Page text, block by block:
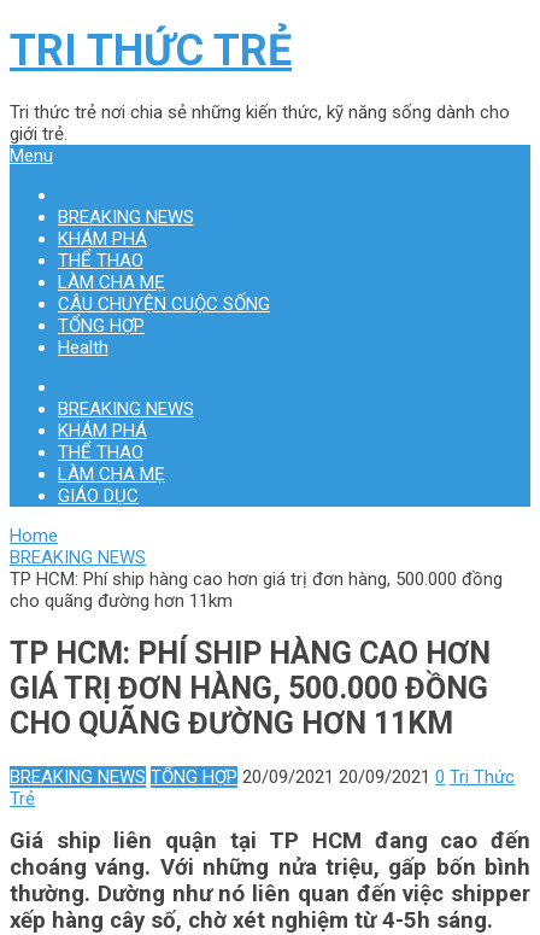
TRI THỨC TRẺ
Tri thức trẻ nơi chia sẻ những kiến thức, kỹ năng sống dành cho
giới trẻ.
Menu
BREAKING NEWS
KHÁM PHÁ
THỂ THAO
LÀM CHA MẸ
CÂU CHUYỆN CUỘC SỐNG
TỔNG HỢP
Health
BREAKING NEWS
KHÁM PHÁ
THỂ THAO
LÀM CHA MẸ
GIÁO DỤC
Home
BREAKING NEWS
TP HCM: Phí ship hàng cao hơn giá trị đơn hàng, 500.000 đồng
cho quãng đường hơn 11km
TP HCM: PHÍ SHIP HÀNG CAO HƠN
GIÁ TRỊ ĐƠN HÀNG, 500.000 ĐỒNG
CHO QUÃNG ĐƯỜNG HƠN 11KM
BREAKING NEWS TỔNG HỢP 20/09/2021 20/09/2021 0 Tri Thức
Trẻ
Giá ship liên quận tại TP HCM đang cao đến
choáng váng. Với những nửa triệu, gấp bốn bình
thường. Dường như nó liên quan đến việc shipper
xếp hàng cây số, chờ xét nghiệm từ 4-5h sáng.